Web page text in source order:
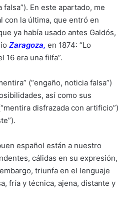
En este apartado, me
con la última, que entró en
ya había usado antes Galdós,
Zaragoza, en 1874: “Lo
16 era una filfa”.
(“engaño, noticia falsa”)
así como sus
disfrazada con artificio”)
español están a nuestro
cálidas en su expresión,
triunfa en el lenguaje
fría y técnica, ajena, distante y